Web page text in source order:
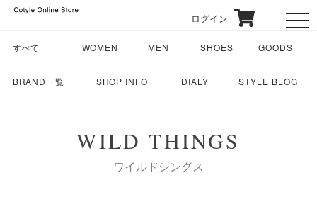
ログイン
すべて WOMEN MEN SHOES GOODS
BRAND一覧 SHOP INFO DIALY STYLE BLOG
WILD THINGS
ワイルドシングス